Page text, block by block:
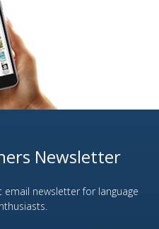
Newsletter
email newsletter for language